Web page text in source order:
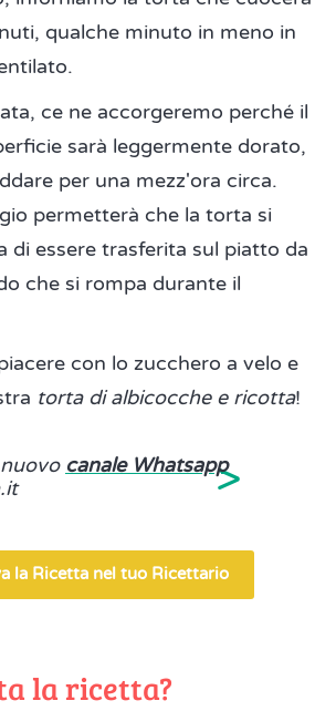
qualche minuto in meno in
ce ne accorgeremo perché il
sarà leggermente dorato,
per una mezz'ora circa.
permetterà che la torta si
di essere trasferita sul piatto da
che si rompa durante il
con lo zucchero a velo e
torta di albicocche e ricotta!
canale Whatsapp>
la Ricetta nel tuo Ricettario
la ricetta?